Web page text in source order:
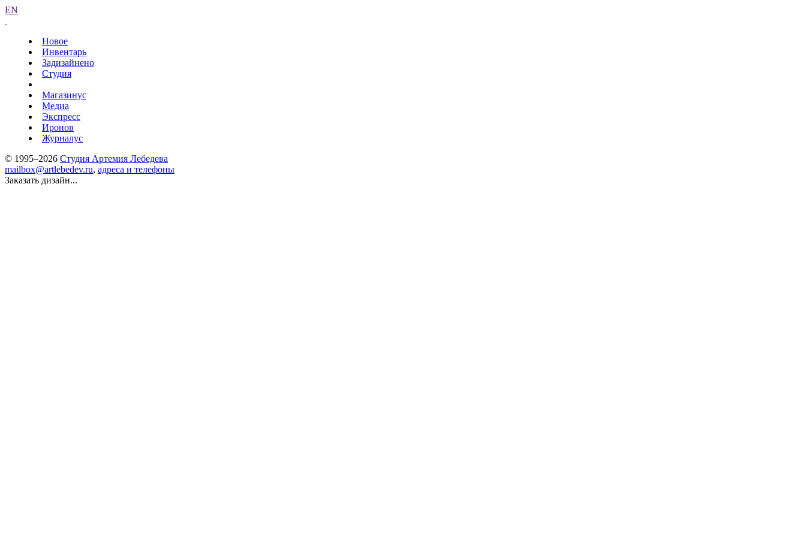
EN
Новое
Инвентарь
Задизайнено
Студия
Магазинус
Медиа
Экспресс
Иронов
Журналус
© 1995–2026 Студия Артемия Лебедева
mailbox@artlebedev.ru, адреса и телефоны
Заказать дизайн...